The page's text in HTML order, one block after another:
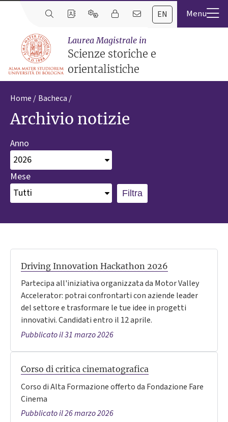
EN
Laurea Magistrale in
Scienze storiche e
orientalistiche
Home Bacheca
Archivio notizie
Anno
Mese
Filtra
Driving Innovation Hackathon 2026
Partecipa all'iniziativa organizzata da Motor Valley
Accelerator: potrai confrontarti con aziende leader
del settore e trasformare le tue idee in progetti
innovativi. Candidati entro il 12 aprile.
Pubblicato il 31 marzo 2026
Corso di critica cinematografica
Corso di Alta Formazione offerto da Fondazione Fare
Cinema
Pubblicato il 26 marzo 2026